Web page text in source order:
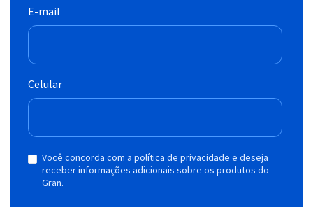
E-mail
Celular
Você concorda com a política de privacidade e deseja
receber informações adicionais sobre os produtos do
Gran.